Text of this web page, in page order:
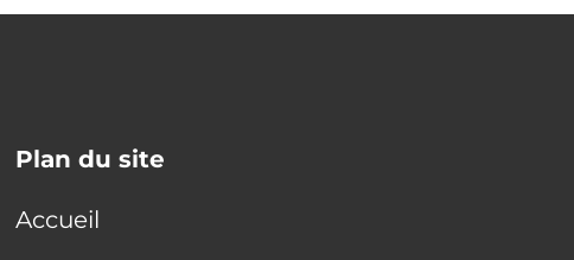
Plan du site
Accueil